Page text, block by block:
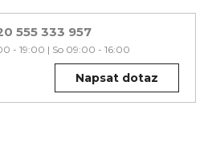
555 333 957
- 19:00 | So 09:00 - 16:00
Napsat dotaz